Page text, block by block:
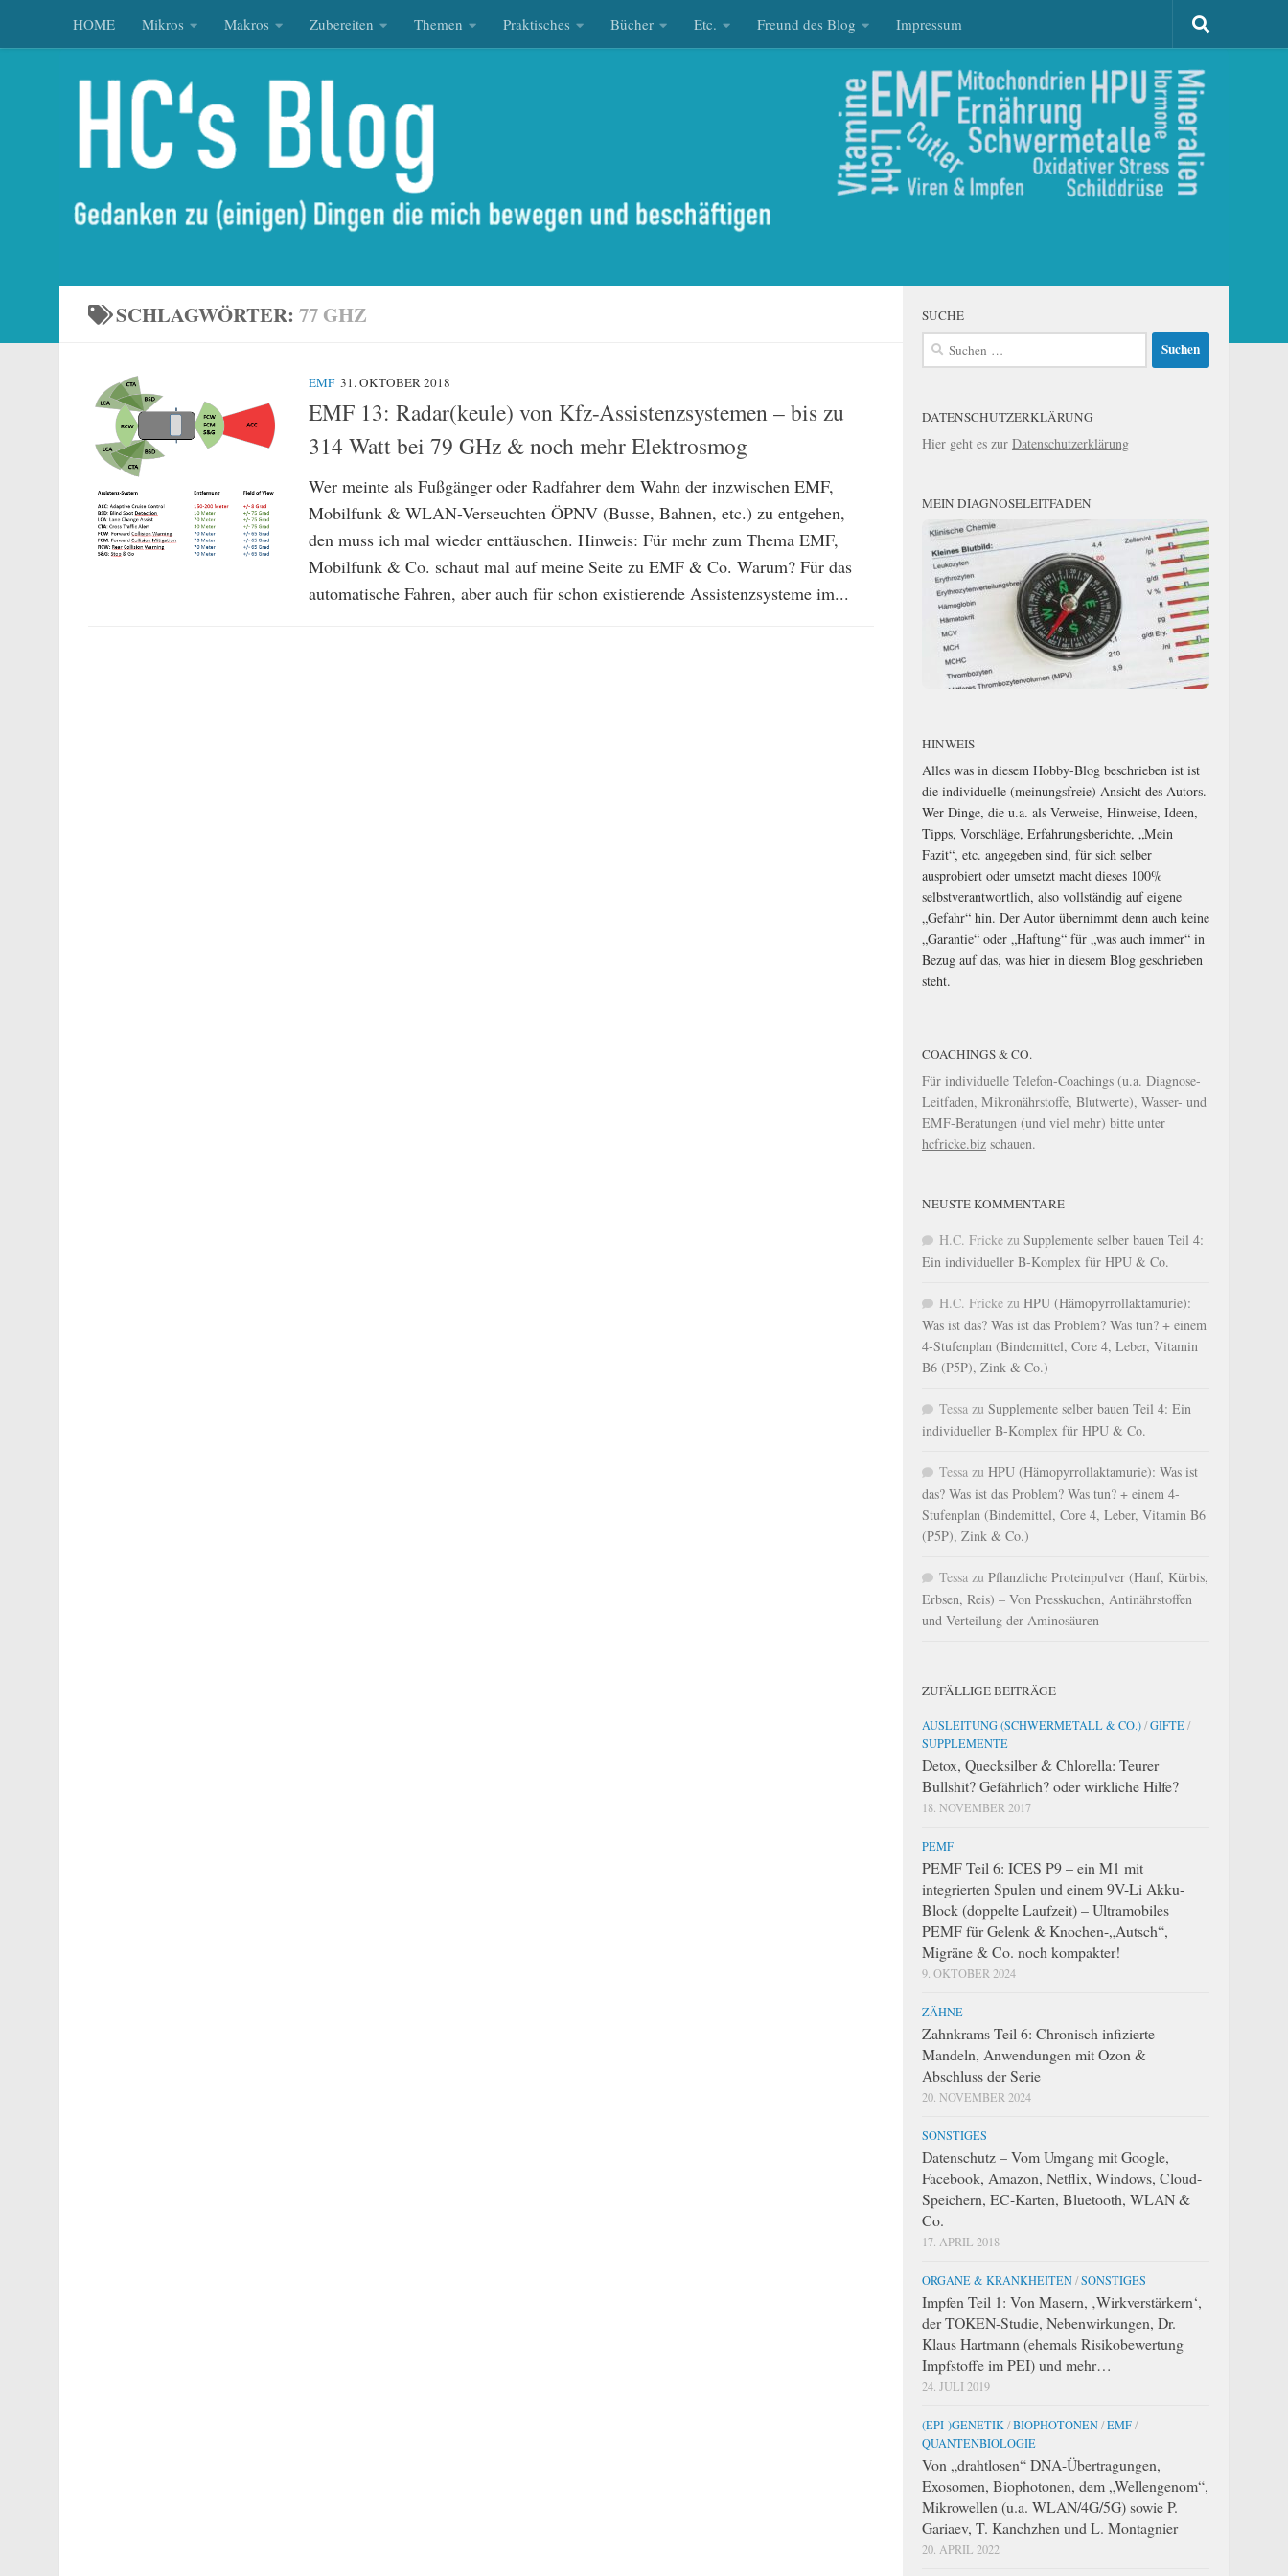
Zum Inhalt springen
HOME Mikros Makros Zubereiten Themen Praktisches Bücher Etc. Freund des Blog Impressum
SCHLAGWÖRTER: 77 GHZ
EMF 31. OKTOBER 2018
EMF 13: Radar(keule) von Kfz-Assistenzsystemen – bis zu
314 Watt bei 79 GHz & noch mehr Elektrosmog
Wer meinte als Fußgänger oder Radfahrer dem Wahn der inzwischen EMF,
Mobilfunk & WLAN-Verseuchten ÖPNV (Busse, Bahnen, etc.) zu entgehen,
den muss ich mal wieder enttäuschen. Hinweis: Für mehr zum Thema EMF,
Mobilfunk & Co. schaut mal auf meine Seite zu EMF & Co. Warum? Für das
automatische Fahren, aber auch für schon existierende Assistenzsysteme im...
SUCHE
Suchen
DATENSCHUTZERKLÄRUNG
Hier geht es zur Datenschutzerklärung
MEIN DIAGNOSELEITFADEN
HINWEIS
Alles was in diesem Hobby-Blog beschrieben ist ist
die individuelle (meinungsfreie) Ansicht des Autors.
Wer Dinge, die u.a. als Verweise, Hinweise, Ideen,
Tipps, Vorschläge, Erfahrungsberichte, „Mein
Fazit“, etc. angegeben sind, für sich selber
ausprobiert oder umsetzt macht dieses 100%
selbstverantwortlich, also vollständig auf eigene
„Gefahr“ hin. Der Autor übernimmt denn auch keine
„Garantie“ oder „Haftung“ für „was auch immer“ in
Bezug auf das, was hier in diesem Blog geschrieben
steht.
COACHINGS & CO.
Für individuelle Telefon-Coachings (u.a. Diagnose-
Leitfaden, Mikronährstoffe, Blutwerte), Wasser- und
EMF-Beratungen (und viel mehr) bitte unter
hcfricke.biz schauen.
NEUSTE KOMMENTARE
H.C. Fricke zu Supplemente selber bauen Teil 4:
Ein individueller B-Komplex für HPU & Co.
H.C. Fricke zu HPU (Hämopyrrollaktamurie):
Was ist das? Was ist das Problem? Was tun? + einem
4-Stufenplan (Bindemittel, Core 4, Leber, Vitamin
B6 (P5P), Zink & Co.)
Tessa zu Supplemente selber bauen Teil 4: Ein
individueller B-Komplex für HPU & Co.
Tessa zu HPU (Hämopyrrollaktamurie): Was ist
das? Was ist das Problem? Was tun? + einem 4-
Stufenplan (Bindemittel, Core 4, Leber, Vitamin B6
(P5P), Zink & Co.)
Tessa zu Pflanzliche Proteinpulver (Hanf, Kürbis,
Erbsen, Reis) – Von Presskuchen, Antinährstoffen
und Verteilung der Aminosäuren
ZUFÄLLIGE BEITRÄGE
AUSLEITUNG (SCHWERMETALL & CO.)/GIFTE/
SUPPLEMENTE
Detox, Quecksilber & Chlorella: Teurer
Bullshit? Gefährlich? oder wirkliche Hilfe?
18. NOVEMBER 2017
PEMF
PEMF Teil 6: ICES P9 – ein M1 mit
integrierten Spulen und einem 9V-Li Akku-
Block (doppelte Laufzeit) – Ultramobiles
PEMF für Gelenk & Knochen-„Autsch“,
Migräne & Co. noch kompakter!
9. OKTOBER 2024
ZÄHNE
Zahnkrams Teil 6: Chronisch infizierte
Mandeln, Anwendungen mit Ozon &
Abschluss der Serie
20. NOVEMBER 2024
SONSTIGES
Datenschutz – Vom Umgang mit Google,
Facebook, Amazon, Netflix, Windows, Cloud-
Speichern, EC-Karten, Bluetooth, WLAN &
Co.
17. APRIL 2018
ORGANE & KRANKHEITEN/SONSTIGES
Impfen Teil 1: Von Masern, ‚Wirkverstärkern‘,
der TOKEN-Studie, Nebenwirkungen, Dr.
Klaus Hartmann (ehemals Risikobewertung
Impfstoffe im PEI) und mehr…
24. JULI 2019
(EPI-)GENETIK /BIOPHOTONEN/EMF/
QUANTENBIOLOGIE
Von „drahtlosen“ DNA-Übertragungen,
Exosomen, Biophotonen, dem „Wellengenom“,
Mikrowellen (u.a. WLAN/4G/5G) sowie P.
Gariaev, T. Kanchzhen und L. Montagnier
20. APRIL 2022